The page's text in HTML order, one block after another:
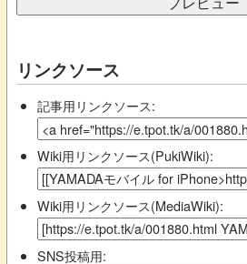
リンクソース
記事用リンクソース:
Wiki用リンクソース(PukiWiki):
Wiki用リンクソース(MediaWiki):
SNS投稿用: